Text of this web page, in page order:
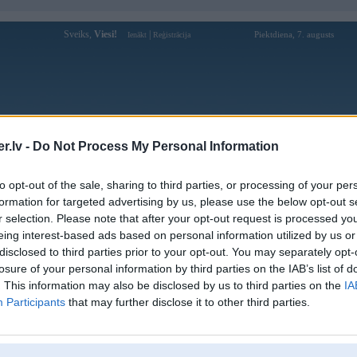
- Do Not Process My Personal Information
opt-out of the sale, sharing to third parties, or processing of your
for targeted advertising by us, please use the below opt-out
selection. Please note that after your opt-out request is processed
interest-based ads based on personal information utilized by us
to third parties prior to your opt-out. You may separately
of your personal information by third parties on the IAB’s list of
This information may also be disclosed by us to third parties on the
Participants that may further disclose it to other third parties.
Sveiks, Viesi! Ienākt Reģistrācija Piektdiena, 7. augusts
Forums Galerijas Reģistrācija Lietotāji
Lietotāja taixiuonlinehunet profils
Lietotājvārds:
taixiuonlinehunet
Ziņojumi forumā:
0
Pēdējie ziņojumi forumā